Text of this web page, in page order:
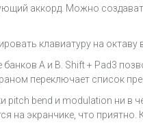
аккорд. Можно
клавиатуру на октаву
банков А и B. Shift + Pad3
переключает список
pitch bend и modulation ни в
на экранчике, что